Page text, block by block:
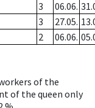
3 06.06.
3 27.05.
2 06.06.
of the
of the queen only